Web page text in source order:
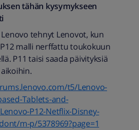
tähän kysymykseen
tehnyt Lenovot, kun
malli nerffattu toukokuun
P11 taisi saada päivityksiä
t5/Lenovo-
Tablets-and-
P12-Netflix-Disney-
m-p/5378969?page=1